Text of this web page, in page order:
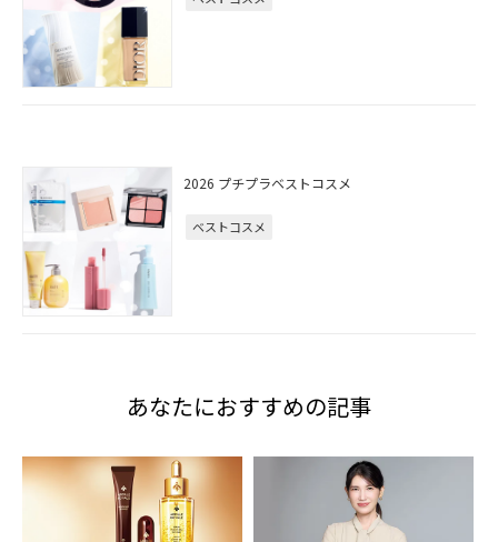
2026 プチプラベストコスメ
ベストコスメ
あなたにおすすめの記事